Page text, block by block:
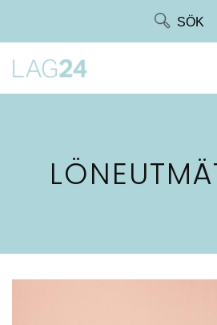
SÖK